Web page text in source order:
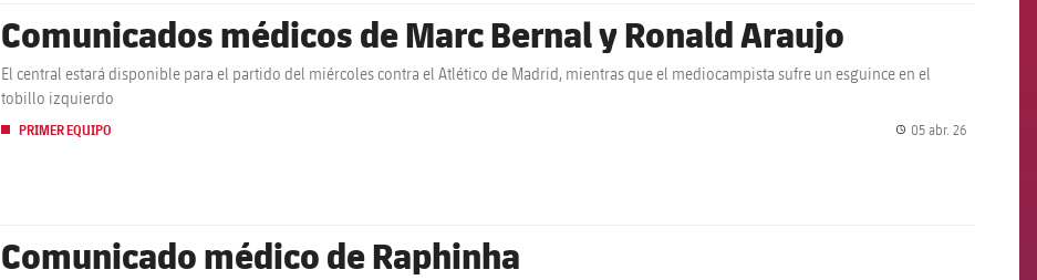
Comunicados médicos de Marc Bernal y Ronald Araujo
El central estará disponible para el partido del miércoles contra el Atlético de Madrid, mientras que el mediocampista sufre un esguince en el
tobillo izquierdo
PRIMER EQUIPO 05 abr. 26
Comunicado médico de Raphinha